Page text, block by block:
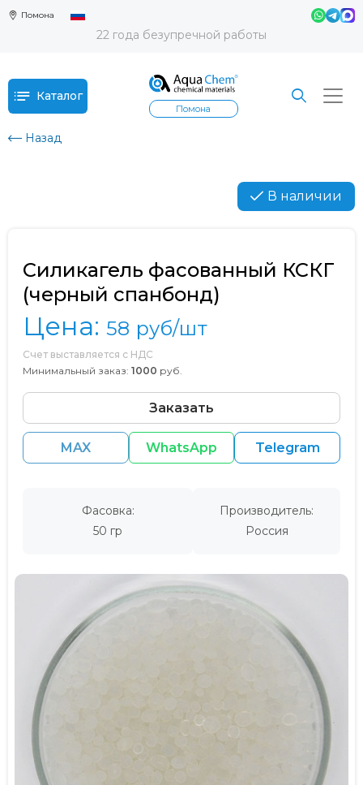
Помона
22 года безупречной работы
Каталог
Помона
Назад
В наличии
Силикагель фасованный КСКГ
(черный спанбонд)
Цена: 58 руб/шт
Счет выставляется с НДС
Минимальный заказ: 1000 руб.
Заказать
MAX WhatsApp Telegram
Фасовка:
50 гр
Производитель:
Россия